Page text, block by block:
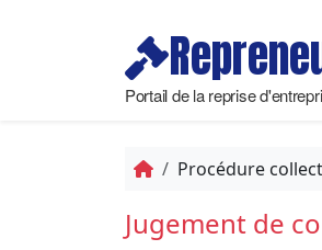
Portail de la reprise
Procédure
Jugement de